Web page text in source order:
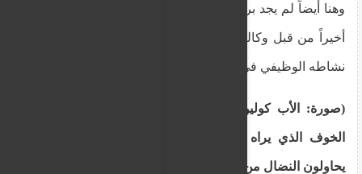
وهنا أيضاً لم يجد براديب حظاً، وتم إنهاء علاقته بالعمل
أخيراً من قبل وكالة التوظيف المؤقتة التي كانت تدير
نشاطه الوظيفي في مالطا.
الخوف الذي يراه في مواطني الدول الثالثة عندما
يحاولون النضال من أجل حقوقهم)